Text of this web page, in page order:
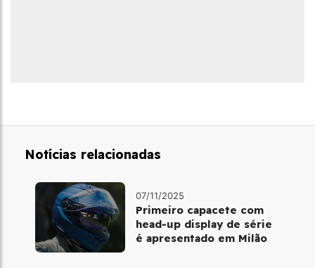
Notícias relacionadas
07/11/2025
Primeiro capacete com
head‑up display de série
é apresentado em Milão